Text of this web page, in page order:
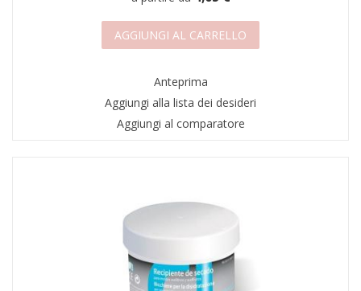
AGGIUNGI AL CARRELLO
Anteprima
Aggiungi alla lista dei desideri
Aggiungi al comparatore